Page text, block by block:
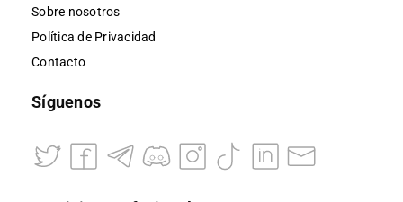
Sobre nosotros
Política de Privacidad
Contacto
Síguenos